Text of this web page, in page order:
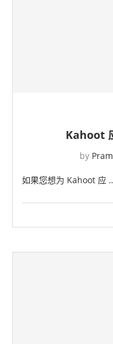
Kahoot
by
如果您想为 Kahoot 应